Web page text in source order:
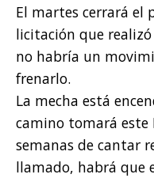
El martes cerrará el
licitación que
no habría un
frenarlo.
La mecha está
camino tomará este
semanas de cantar
llamado, habrá que